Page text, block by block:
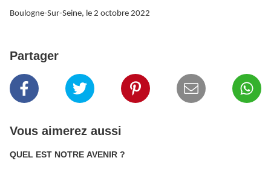
Boulogne-Sur-Seine, le 2 octobre 2022
Partager
Vous aimerez aussi
QUEL EST NOTRE AVENIR ?